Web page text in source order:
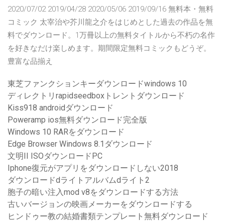
2020/07/02 2019/04/28 2020/05/06 2019/09/16 無料本・無料
コミック 太宰治や芥川龍之介をはじめとした過去の作品を無
料でダウンロード。1万冊以上の無料タイトルから不朽の名作
を好きなだけ楽しめます。期間限定無料コミックもどうぞ。
豊富な品揃え
東芝ファンクションキーダウンロードwindows 10
ディレクトリrapidseedboxトレントダウンロード
Kiss918 androidダウンロード
Poweramp ios無料ダウンロード完全版
Windows 10 RARをダウンロード
Edge Browser Windows 8.1ダウンロード
文明II ISOダウンロードPC
Iphone復元がアプリをダウンロードしない2018
ダウンロードdライトアルバムdライト2
胞子の暗い注入mod v8をダウンロードする方法
古いバージョンの映画メーカーをダウンロードする
ヒンドゥー教の結婚書類テンプレート無料ダウンロード